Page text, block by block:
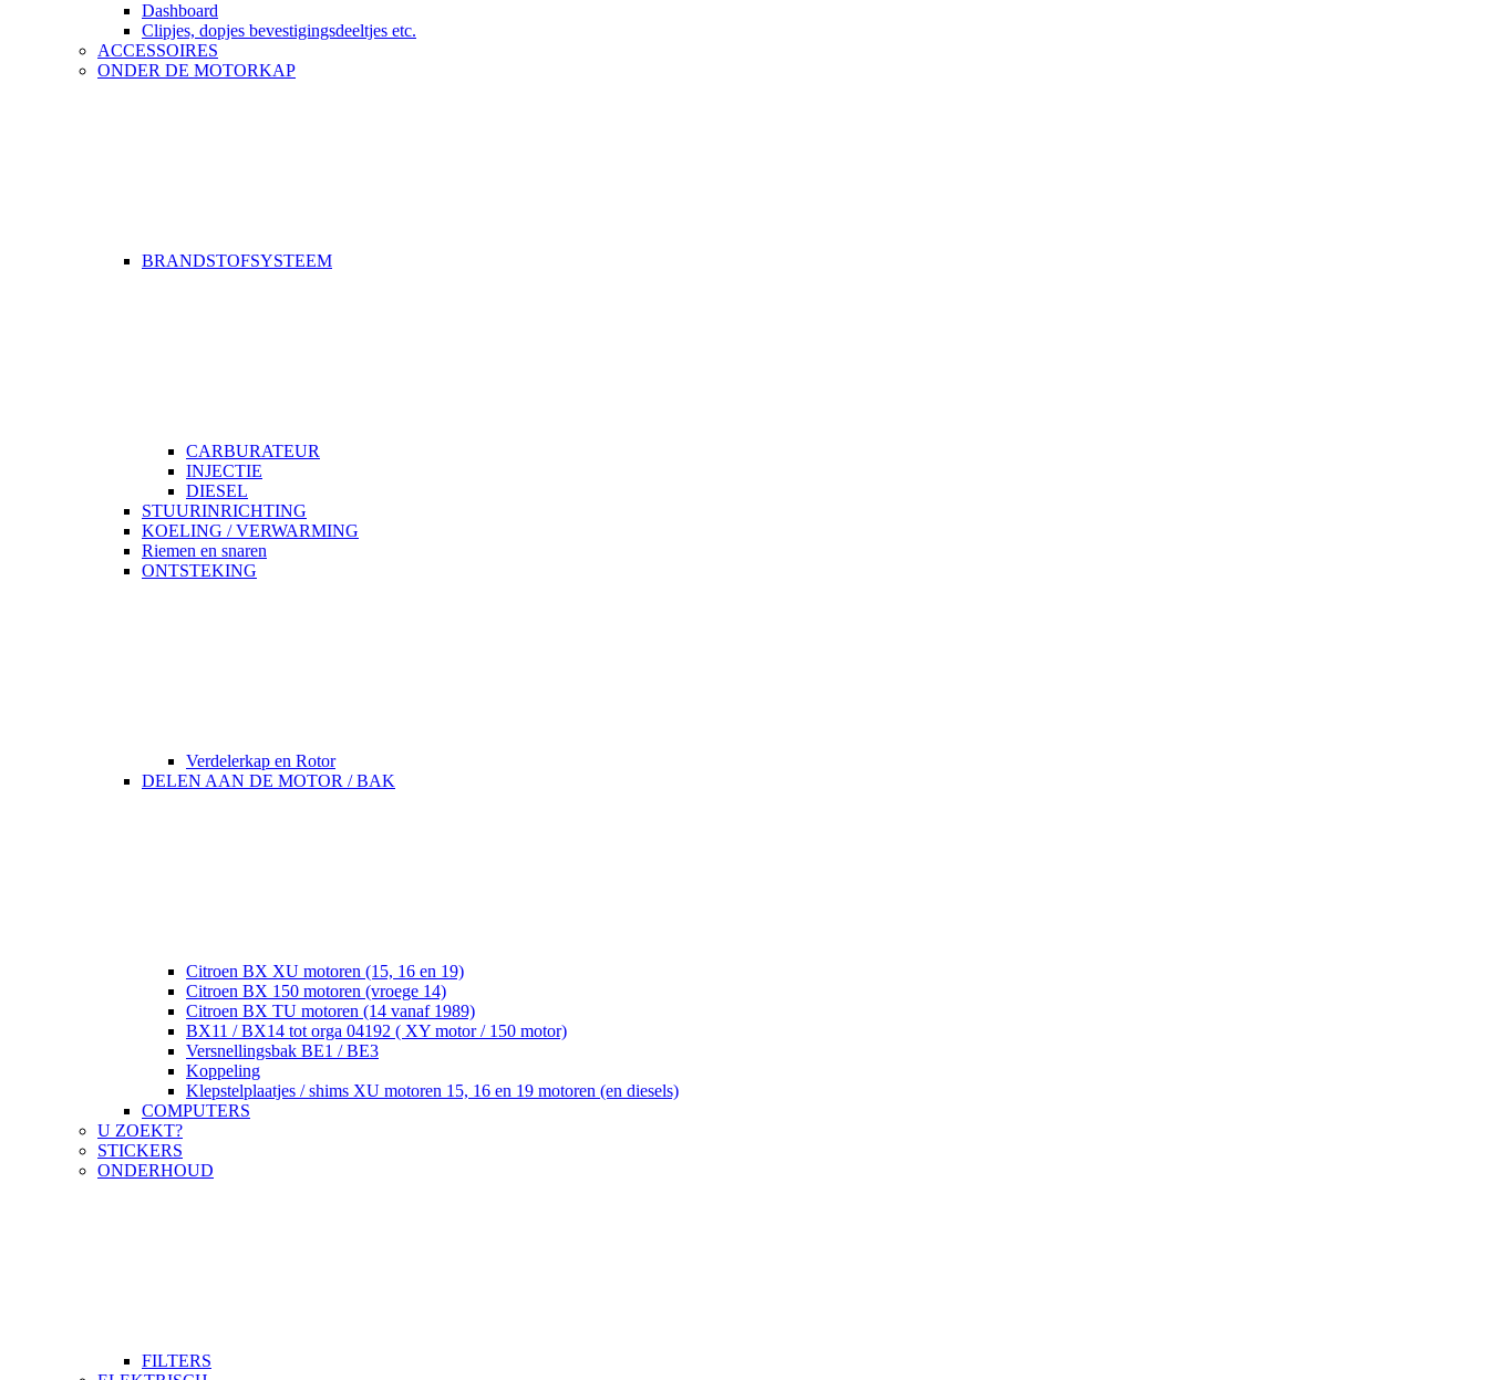
Dashboard
Clipjes, dopjes bevestigingsdeeltjes etc.
ACCESSOIRES
ONDER DE MOTORKAP
BRANDSTOFSYSTEEM
CARBURATEUR
INJECTIE
DIESEL
STUURINRICHTING
KOELING / VERWARMING
Riemen en snaren
ONTSTEKING
Verdelerkap en Rotor
DELEN AAN DE MOTOR / BAK
Citroen BX XU motoren (15, 16 en 19)
Citroen BX 150 motoren (vroege 14)
Citroen BX TU motoren (14 vanaf 1989)
BX11 / BX14 tot orga 04192 ( XY motor / 150 motor)
Versnellingsbak BE1 / BE3
Koppeling
Klepstelplaatjes / shims XU motoren 15, 16 en 19 motoren (en diesels)
COMPUTERS
U ZOEKT?
STICKERS
ONDERHOUD
FILTERS